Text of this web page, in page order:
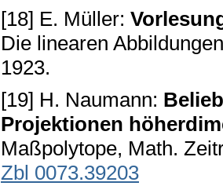
[18] E. Müller:
Die linearen
1923.
[19] H. Naumann:
Projektionen
Maßpolytope, Math.
Zbl 0073.39203